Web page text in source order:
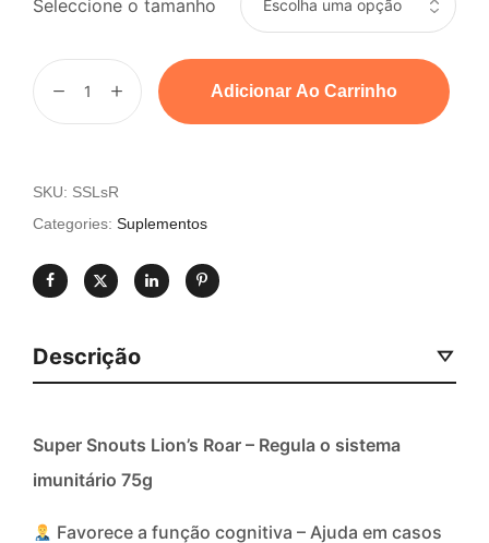
Seleccione o tamanho
Adicionar Ao Carrinho
SKU: SSLsR
Categories: Suplementos
Descrição
Super Snouts Lion’s Roar – Regula o sistema
imunitário 75g
Favorece a função cognitiva – Ajuda em casos